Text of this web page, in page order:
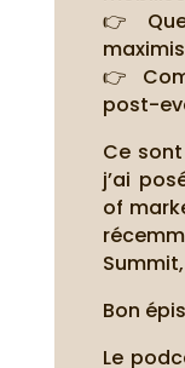
👉
👉
post-
Ce
j’ai
of
Bon
Le